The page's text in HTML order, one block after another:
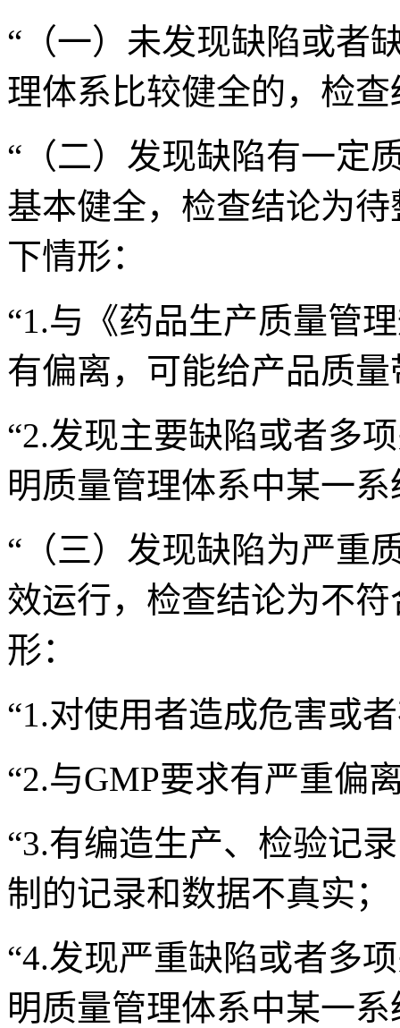
“（一）未发现缺陷或者
理体系比较健全的，检
“（二）发现缺陷有一定
基本健全，检查结论为
下情形：
“1.与《药品生产质量管
有偏离，可能给产品质
“2.发现主要缺陷或者多
明质量管理体系中某一
“（三）发现缺陷为严重
效运行，检查结论为不
形：
“1.对使用者造成危害或
“2.与GMP要求有严重偏
“3.有编造生产、检验记
制的记录和数据不真实；
“4.发现严重缺陷或者多
明质量管理体系中某一